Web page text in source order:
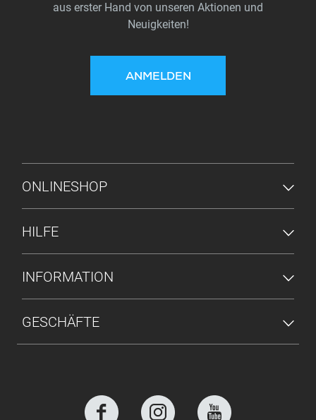
aus erster Hand von unseren Aktionen und
Neuigkeiten!
ANMELDEN
FUSSZEILENMENÜ
ONLINESHOP
HILFE
INFORMATION
GESCHÄFTE